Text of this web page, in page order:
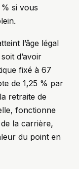
si vous
l’âge légal
d’avoir
fixé à 67
de 1,25 % par
retraite de
fonctionne
la carrière,
du point en